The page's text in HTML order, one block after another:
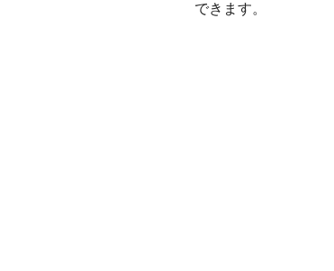
できます。